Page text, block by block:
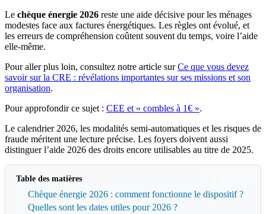
Le chèque énergie 2026 reste une aide décisive pour les ménages
modestes face aux factures énergétiques. Les règles ont évolué, et
les erreurs de compréhension coûtent souvent du temps, voire l’aide
elle-même.
Pour aller plus loin, consultez notre article surCe que vous devez
savoir sur la CRE : révélations importantes sur ses missions et son
organisation.
Pour approfondir ce sujet : CEE et « combles à 1€ ».
Le calendrier 2026, les modalités semi-automatiques et les risques de
fraude méritent une lecture précise. Les foyers doivent aussi
distinguer l’aide 2026 des droits encore utilisables au titre de 2025.
Table des matières
Chèque énergie 2026 : comment fonctionne le dispositif ?
Quelles sont les dates utiles pour 2026 ?